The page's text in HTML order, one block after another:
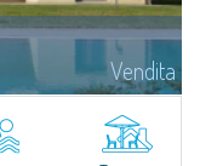
Vendita
Villa Sa Cuba è
di uliveti e